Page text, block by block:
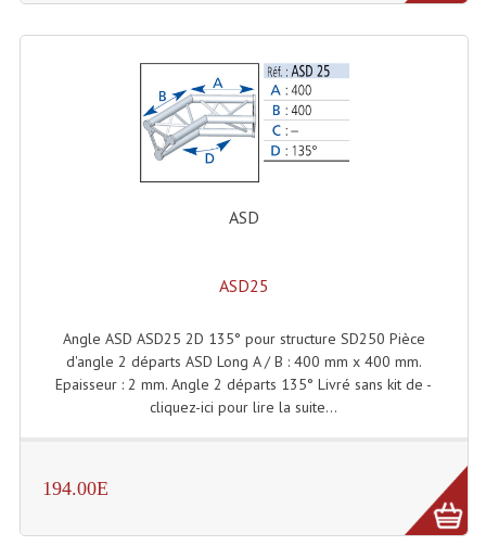
Limiteur De Niveau Sonore
Microphones Scène Et Studio
Microphones Filaires
Micro Sans Fil HF UHF 800MHZ
Multi-Effets, Reverbes Etc...
Peripheriques Traitements Et Accessoires
ASD
ASD25
Angle ASD ASD25 2D 135° pour structure SD250 Pièce
d'angle 2 départs ASD Long A / B : 400 mm x 400 mm.
Epaisseur : 2 mm. Angle 2 départs 135° Livré sans kit de -
cliquez-ici pour lire la suite...
194.00E